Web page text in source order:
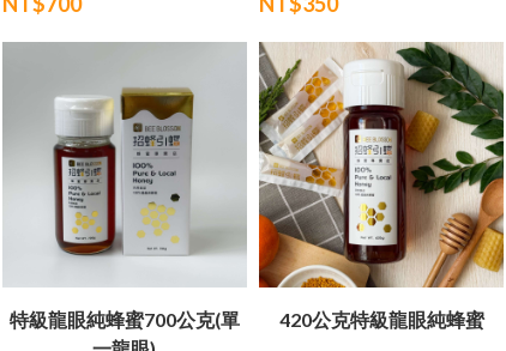
特級龍眼純蜂蜜700公克(單
420公克特級龍眼純蜂蜜